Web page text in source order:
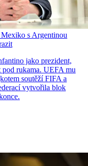
s Argentinou
jako prezident,
pod rukama. UEFA mu
soutěží FIFA a
vytvořila blok